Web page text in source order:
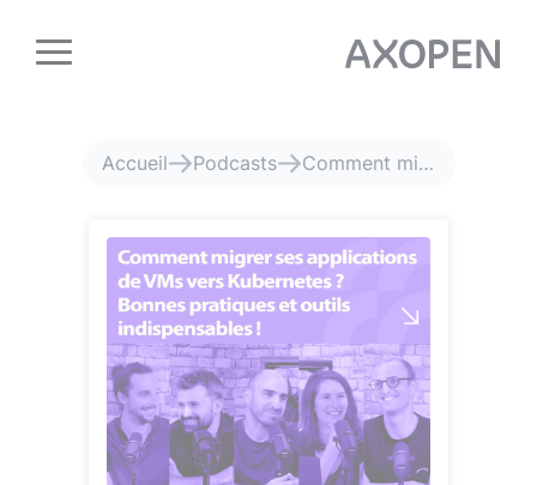
Accueil Podcasts Comment migrer ses